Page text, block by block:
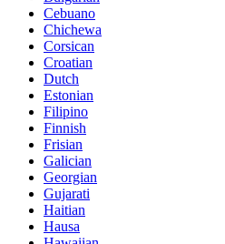
Cebuano
Chichewa
Corsican
Croatian
Dutch
Estonian
Filipino
Finnish
Frisian
Galician
Georgian
Gujarati
Haitian
Hausa